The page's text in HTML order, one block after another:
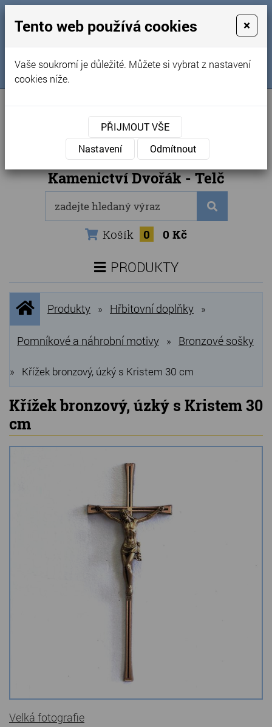
Obchodní podmínky
Kontakty
Naše kamenictví
Sledujte nás na FB
Internetový obchod
Kamenictví Dvořák - Telč
Košík 0 0 Kč
PRODUKTY
NOVINKY
NEJPRODÁVANĚJŠÍ
VÝPRODEJ
Produkty
Grilovací, pečící kameny
Lávové grilovací kameny
Kamenné truhlíky
Chladící kostky a puky
Hřbitovní doplňky
Zvířecí náhrobky a pomníčky
Kamenné stoly, konferenční stolky
Barevné kamenné drti
Gabiony, gabionový kámen
Úvodní
stránka
Produkty » Hřbitovní doplňky »
Pomníkové a náhrobní motivy » Bronzové sošky
» Křížek bronzový, úzký s Kristem 30 cm
Křížek bronzový, úzký s Kristem 30
cm
Velká fotografie
Tento web používá cookies ×
Vaše soukromí je důležité. Můžete si vybrat z nastavení
cookies níže.
PŘIJMOUT VŠE
Nastavení
Odmítnout